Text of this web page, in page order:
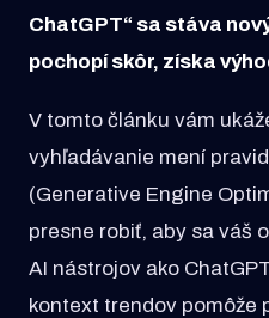
ChatGPT“ sa stáva
pochopí skôr, získa
V tomto článku vám
vyhľadávanie mení
(Generative Engine
presne robiť, aby sa váš
AI nástrojov ako
kontext trendov pomôže